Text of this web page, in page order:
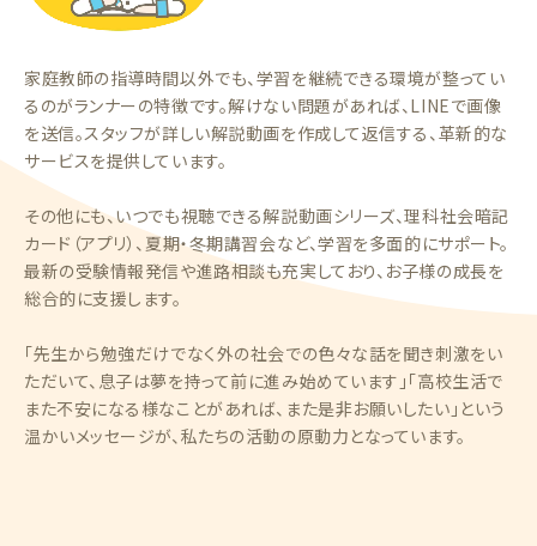
家庭教師の指導時間以外でも、学習を継続できる環境が整ってい
るのがランナーの特徴です。解けない問題があれば、LINEで画像
を送信。スタッフが詳しい解説動画を作成して返信する、革新的な
サービスを提供しています。
その他にも、いつでも視聴できる解説動画シリーズ、理科社会暗記
カード（アプリ）、夏期・冬期講習会など、学習を多面的にサポート。
最新の受験情報発信や進路相談も充実しており、お子様の成長を
総合的に支援します。
「先生から勉強だけでなく外の社会での色々な話を聞き刺激をい
ただいて、息子は夢を持って前に進み始めています」「高校生活で
また不安になる様なことがあれば、また是非お願いしたい」という
温かいメッセージが、私たちの活動の原動力となっています。